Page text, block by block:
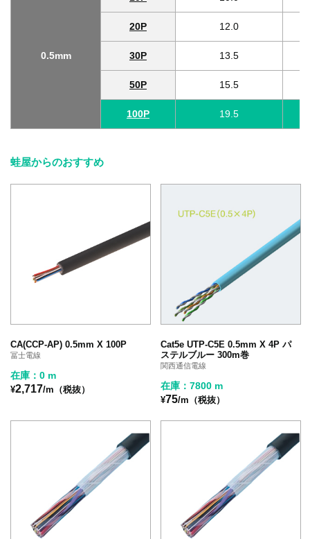
0.5mm
20P 12.0
30P 13.5
50P 15.5
100P 19.5
蛙屋からのおすすめ
CA(CCP-AP) 0.5mm X 100P
冨士電線
在庫：0 m
¥2,717/m（税抜）
Cat5e UTP-C5E 0.5mm X 4P パ
ステルブルー 300m巻
関西通信電線
在庫：7800 m
¥75/m（税抜）